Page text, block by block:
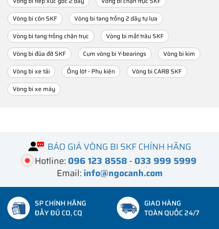
Vòng bi côn SKF
Vòng bi tang trống 2 dãy tự lựa
Vòng bi tang trống chặn trục
Vòng bi mắt trâu SKF
Vòng bi đũa đỡ SKF
Cụm vòng bi Y-bearings
Vòng bi kim
Vòng bi xe tải
Ống lót - Phụ kiện
Vòng bi CARB SKF
Vòng bi xe máy
BÁO GIÁ VÒNG BI SKF CHÍNH HÃNG
Hotline: 096 123 8558- 033 999 5999
Email: info@ngocanh.com
SP CHÍNH HÃNG
ĐẦY ĐỦ CO, CQ
GIAO HÀNG
TOÀN QUỐC 24/7